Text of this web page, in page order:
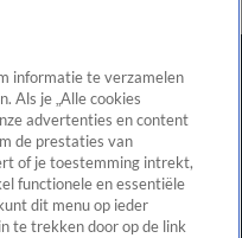
informatie te verzamelen
Als je „Alle cookies
advertenties en content
de prestaties van
of je toestemming intrekt,
functionele en essentiële
dit menu op ieder
te trekken door op de link